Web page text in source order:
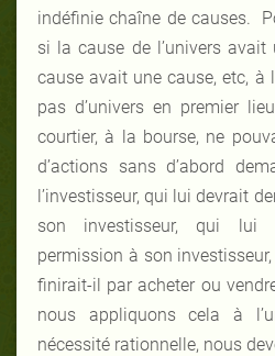
indéfinie chaîne de causes.
si la cause de l’univers
cause avait une cause, etc, à
pas d’univers en premier
courtier, à la bourse, ne
d’actions sans d’abord
l’investisseur, qui lui devrait
son investisseur, qui lui
permission à son
finirait-il par acheter ou
nous appliquons cela à
nécessité rationnelle, nous